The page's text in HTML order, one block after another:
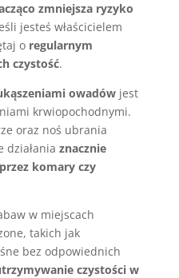
zmniejsza ryzyko
jesteś właścicielem
o regularnym
czystość.
owadówjest
krwiopochodnymi.
oraz noś ubrania
działania znacznie
komary czy
w miejscach
takich jak
bez odpowiednich
czystości w